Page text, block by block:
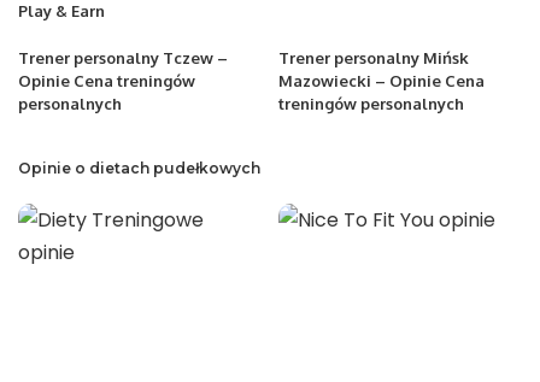
Play & Earn
Trener personalny Tczew –
Opinie Cena treningów
personalnych
Trener personalny Mińsk
Mazowiecki – Opinie Cena
treningów personalnych
Opinie o dietach pudełkowych